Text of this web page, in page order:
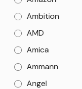
Ambition
AMD
Amica
Ammann
Angel